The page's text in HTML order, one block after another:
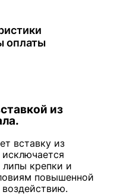
оплаты
из
вставку из
крепки и
повышенной